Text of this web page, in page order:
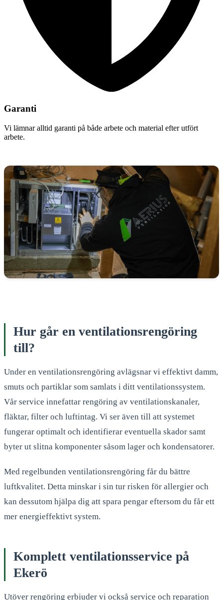
Garanti
Vi lämnar alltid garanti på både arbete och material efter utfört
arbete.
Hur går en ventilationsrengöring
till?
Under en ventilationsrengöring avlägsnar vi effektivt damm,
smuts och partiklar som samlats i ditt ventilationssystem.
Vår service innefattar rengöring av ventilationskanaler,
fläktar, filter och luftintag. Vi ser även till att systemet
fungerar optimalt och identifierar eventuella skador samt
byter ut slitna komponenter såsom lager och kondensatorer.
Med regelbunden ventilationsrengöring får du bättre
luftkvalitet. Detta minskar i sin tur risken för allergier och
kan dessutom hjälpa dig att spara pengar eftersom du får ett
mer energieffektivt system.
Komplett ventilationsservice på
Ekerö
Utöver rengöring erbjuder vi också service och reparation